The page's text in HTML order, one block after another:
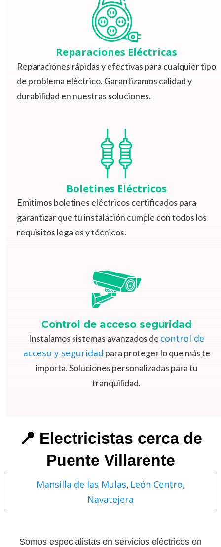
Reparaciones Eléctricas
Reparaciones rápidas y efectivas para cualquier tipo
de problema eléctrico. Garantizamos calidad y
durabilidad en nuestras soluciones.
Boletines Eléctricos
Emitimos boletines eléctricos certificados para
garantizar que tu instalación cumple con todos los
requisitos legales y técnicos.
Control de acceso seguridad
Instalamos sistemas avanzados de control de
acceso y seguridad para proteger lo que más te
importa. Soluciones personalizadas para tu
tranquilidad.
📍 Electricistas cerca de
Puente Villarente
Mansilla de las Mulas, León Centro,
Navatejera
Somos especialistas en servicios eléctricos en